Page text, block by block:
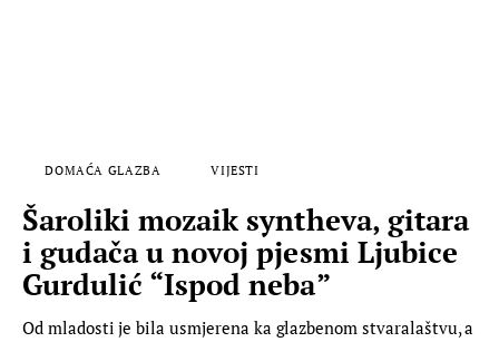
DOMAĆA GLAZBA VIJESTI
Šaroliki mozaik syntheva, gitara
i gudača u novoj pjesmi Ljubice
Gurdulić “Ispod neba”
Od mladosti je bila usmjerena ka glazbenom stvaralaštvu, a